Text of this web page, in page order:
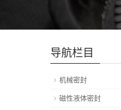
导航栏目
机械密封
磁性液体密封